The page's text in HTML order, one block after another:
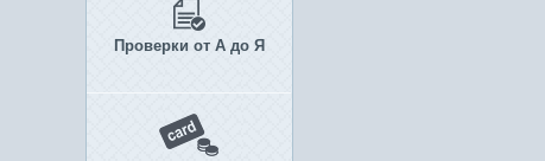
Проверки от А до Я